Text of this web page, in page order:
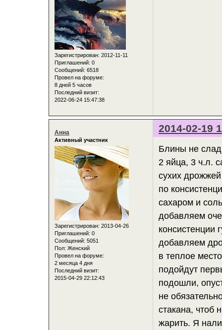
Зарегистрирован: 2012-11-11
Приглашений: 0
Сообщений: 6518
Провел на форуме:
8 дней 5 часов
Последний визит:
2022-06-24 15:47:38
2014-02-19
Анна
Активный участник
Зарегистрирован: 2013-04-26
Приглашений: 0
Сообщений: 5051
Пол: Женский
Провел на форуме:
2 месяца 4 дня
Последний визит:
2015-04-29 22:12:43
Блины не
2 яйца, 3 ч.л.
сухих
по
сахаром и
добавляем
консистенции
добавляем
в теплое
подойдут
подошли,
не
стакана, чтоб
жарить. Я